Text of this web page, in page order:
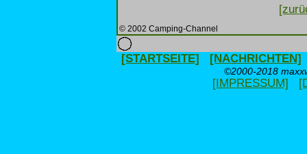
© 2002 Camping-Channel
[STARTSEITE] [NACHRICHTEN]
©2000-2018
[IMPRESSUM]